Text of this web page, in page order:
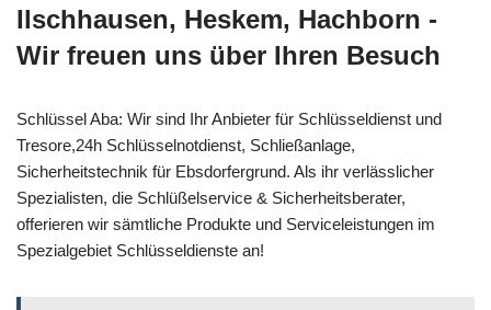
Ilschhausen, Heskem, Hachborn -
Wir freuen uns über Ihren Besuch
Schlüssel Aba: Wir sind Ihr Anbieter für Schlüsseldienst und
Tresore,24h Schlüsselnotdienst, Schließanlage,
Sicherheitstechnik für Ebsdorfergrund. Als ihr verlässlicher
Spezialisten, die Schlüßelservice & Sicherheitsberater,
offerieren wir sämtliche Produkte und Serviceleistungen im
Spezialgebiet Schlüsseldienste an!